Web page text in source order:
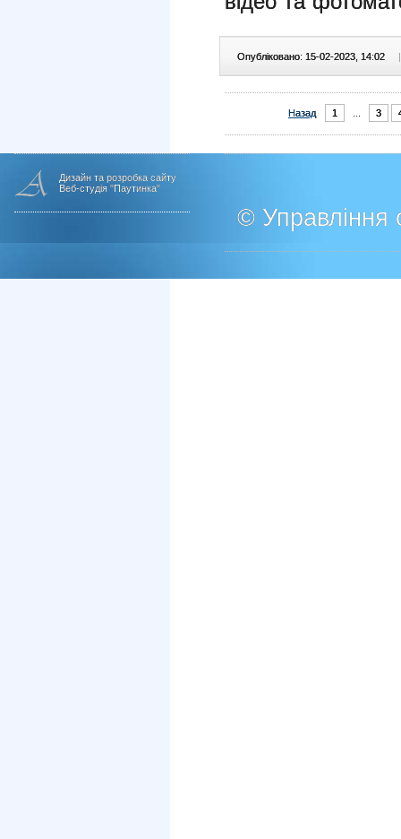
Опубліковано: 15-02-2023, 14:02 |
Назад 1 3
Дизайн та розробка сайту
Веб-студія "Паутинка"
© Управління